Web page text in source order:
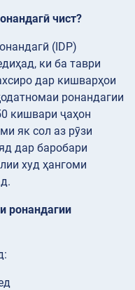
чист?
(IDP)
ки ба таври
дар кишварҳои
ронандагии
кишвари ҷаҳон
як сол аз рӯзи
дар баробари
худ ҳангоми
ронандагии